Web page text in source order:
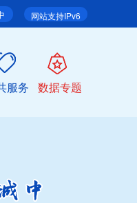
网站支持IPv6
服务 数据专题